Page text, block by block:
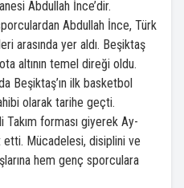
Abdullah İnce’dir.
Abdullah İnce, Türk
arasında yer aldı. Beşiktaş
altının temel direği oldu.
Beşiktaş’ın ilk basketbol
olarak tarihe geçti.
forması giyerek Ay-
etti. Mücadelesi, disiplini ve
hem genç sporculara